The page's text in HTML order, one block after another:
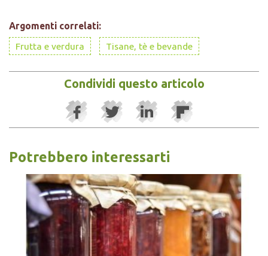
Argomenti correlati:
Frutta e verdura
Tisane, tè e bevande
Condividi questo articolo
Potrebbero interessarti